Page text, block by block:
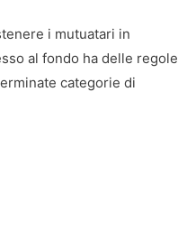
i mutuatari in
al fondo ha delle regole
categorie di